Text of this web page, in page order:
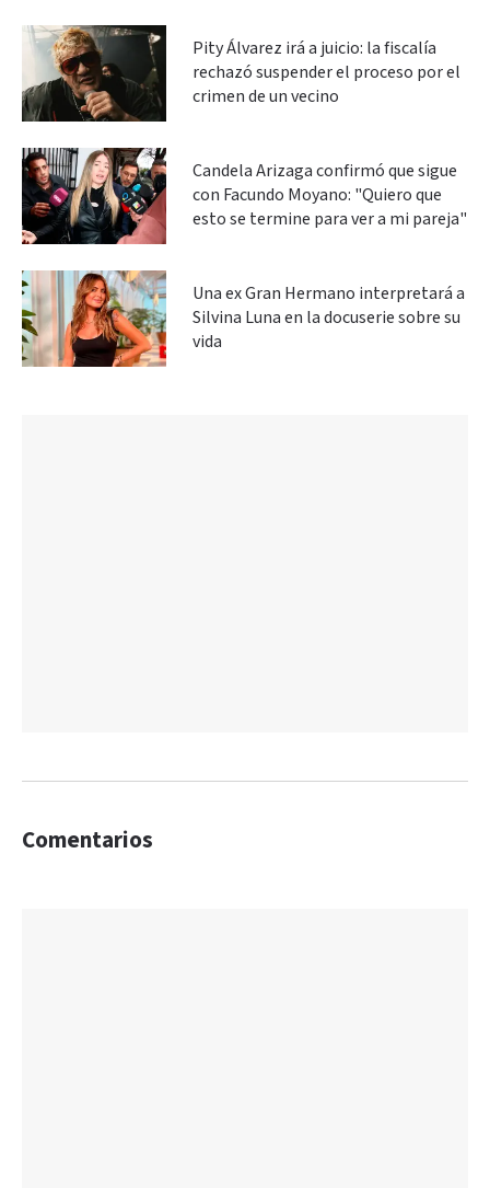
Pity Álvarez irá a juicio: la fiscalía
rechazó suspender el proceso por el
crimen de un vecino
Candela Arizaga confirmó que sigue
con Facundo Moyano: "Quiero que
esto se termine para ver a mi pareja"
Una ex Gran Hermano interpretará a
Silvina Luna en la docuserie sobre su
vida
Comentarios